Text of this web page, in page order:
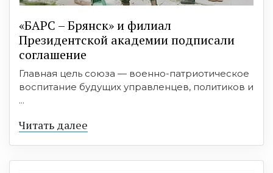
«БАРС – Брянск» и филиал
Президентской академии подписали
соглашение
Главная цель союза — военно-патриотическое
воспитание будущих управленцев, политиков и
...
Читать далее